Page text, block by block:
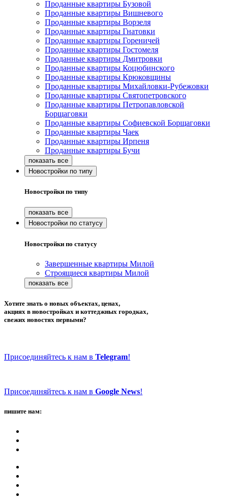
Проданные квартиры Бузовой
Проданные квартиры Вишневого
Проданные квартиры Ворзеля
Проданные квартиры Гнатовки
Проданные квартиры Гореничей
Проданные квартиры Гостомеля
Проданные квартиры Дмитровки
Проданные квартиры Коцюбинского
Проданные квартиры Крюковщины
Проданные квартиры Михайловки-Рубежовки
Проданные квартиры Святопетровского
Проданные квартиры Петропавловской
Борщаговки
Проданные квартиры Софиевской Борщаговки
Проданные квартиры Чаек
Проданные квартиры Ирпеня
Проданные квартиры Бучи
Новостройки по типу
Новостройки по типу
Новостройки по статусу
Новостройки по статусу
Завершенные квартиры Милой
Строящиеся квартиры Милой
Хотите знать о новых объектах, ценах,
акциях в новостройках и коттеджных городках,
свежих новостях первыми?
Присоединяйтесь к нам в Telegram!
Присоединяйтесь к нам в Google News!
пишите нам: